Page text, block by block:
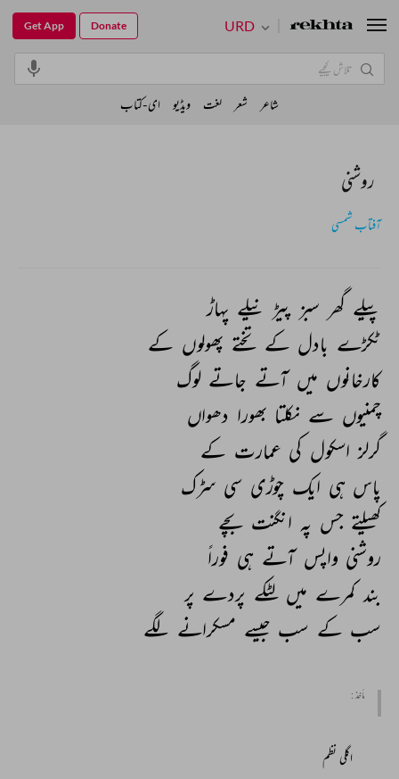
روشنی
آفتاب شمسی
پیلے گھر سبز پیڑ نیلے پہاڑ
ٹکڑے بادل کے تختے پھولوں کے
کارخانوں میں آتے جاتے لوگ
چمنیوں سے نکلتا بھورا دھواں
گرلز اسکول کی عمارت کے
پاس ہی ایک چوڑی سی سڑک
کھیلتے جس پہ انگنت بچے
روشنی واپس آتے ہی فوراً
بند کمرے میں لٹکے پردے پر
سب کے سب جیسے مسکرانے لگے
مأخذ :
اگلی نظم
URD
Get App Donate
شاعر شعر لغت ویڈیو ای-کتاب